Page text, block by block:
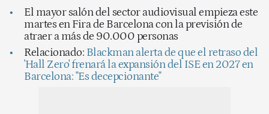
El mayor salón del sector audiovisual empieza este
martes en Fira de Barcelona con la previsión de
atraer a más de 90.000 personas
Relacionado: Blackman alerta de que el retraso del
'Hall Zero' frenará la expansión del ISE en 2027 en
Barcelona: "Es decepcionante"